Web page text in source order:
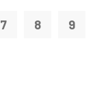
7 8 9